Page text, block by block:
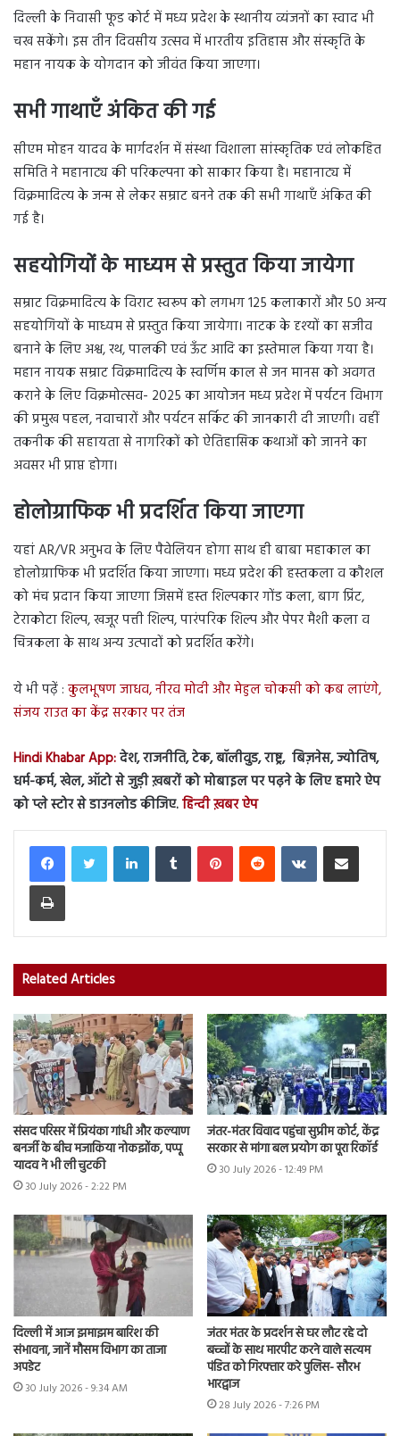
दिल्ली के निवासी फूड कोर्ट में मध्य प्रदेश के स्थानीय व्यंजनों का स्वाद भी
चख सकेंगे। इस तीन दिवसीय उत्सव में भारतीय इतिहास और संस्कृति के
महान नायक के योगदान को जीवंत किया जाएगा।
सभी गाथाएँ अंकित की गई
सीएम मोहन यादव के मार्गदर्शन में संस्था विशाला सांस्कृतिक एवं लोकहित
समिति ने महानाट्य की परिकल्पना को साकार किया है। महानाट्य में
विक्रमादित्य के जन्म से लेकर सम्राट बनने तक की सभी गाथाएँ अंकित की
गई है।
सहयोगियों के माध्यम से प्रस्तुत किया जायेगा
सम्राट विक्रमादित्य के विराट स्वरूप को लगभग 125 कलाकारों और 50 अन्य
सहयोगियों के माध्यम से प्रस्तुत किया जायेगा। नाटक के दृश्यों का सजीव
बनाने के लिए अश्व, रथ, पालकी एवं ऊँट आदि का इस्तेमाल किया गया है।
महान नायक सम्राट विक्रमादित्य के स्वर्णिम काल से जन मानस को अवगत
कराने के लिए विक्रमोत्सव- 2025 का आयोजन मध्य प्रदेश में पर्यटन विभाग
की प्रमुख पहल, नवाचारों और पर्यटन सर्किट की जानकारी दी जाएगी। वहीं
तकनीक की सहायता से नागरिकों को ऐतिहासिक कथाओं को जानने का
अवसर भी प्राप्त होगा।
होलोग्राफिक भी प्रदर्शित किया जाएगा
यहां AR/VR अनुभव के लिए पैवेलियन होगा साथ ही बाबा महाकाल का
होलोग्राफिक भी प्रदर्शित किया जाएगा। मध्य प्रदेश की हस्तकला व कौशल
को मंच प्रदान किया जाएगा जिसमें हस्त शिल्पकार गोंड कला, बाग प्रिंट,
टेराकोटा शिल्प, खजूर पत्ती शिल्प, पारंपरिक शिल्प और पेपर मैशी कला व
चित्रकला के साथ अन्य उत्पादों को प्रदर्शित करेंगे।
ये भी पढ़ें : कुलभूषण जाधव, नीरव मोदी और मेहुल चोकसी को कब लाएंगे,
संजय राउत का केंद्र सरकार पर तंज
Hindi Khabar App:देश, राजनीति, टेक, बॉलीवुड, राष्ट्र, बिज़नेस, ज्योतिष,
धर्म-कर्म, खेल, ऑटो से जुड़ी ख़बरों को मोबाइल पर पढ़ने के लिए हमारे ऐप
को प्ले स्टोर से डाउनलोड कीजिए.हिन्दी ख़बर ऐप
LinkedInTumblr PinterestReddit VKontakteShare via Email
Print
Related Articles
संसद परिसर में प्रियंका गांधी और कल्याण
बनर्जी के बीच मजाकिया नोकझोंक, पप्पू
यादव ने भी ली चुटकी
30 July 2026 - 2:22 PM
जंतर-मंतर विवाद पहुंचा सुप्रीम कोर्ट, केंद्र
सरकार से मांगा बल प्रयोग का पूरा रिकॉर्ड
30 July 2026 - 12:49 PM
दिल्ली में आज झमाझम बारिश की
संभावना, जानें मौसम विभाग का ताजा
अपडेट
30 July 2026 - 9:34 AM
जंतर मंतर के प्रदर्शन से घर लौट रहे दो
बच्चों के साथ मारपीट करने वाले सत्यम
पंडित को गिरफ्तार करे पुलिस- सौरभ
भारद्वाज
28 July 2026 - 7:26 PM